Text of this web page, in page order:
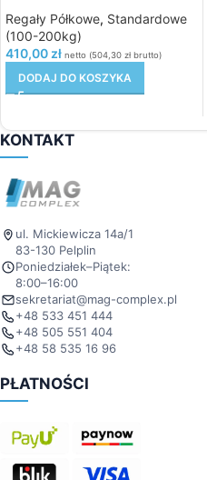
Regały Półkowe, Standardowe
(100-200kg)
410,00 zł netto (504,30 zł brutto)
DODAJ DO KOSZYKA
KONTAKT
ul. Mickiewicza 14a/1
83-130 Pelplin
Poniedziałek–Piątek:
8:00–16:00
sekretariat@mag-complex.pl
+48 533 451 444
+48 505 551 404
+48 58 535 16 96
PŁATNOŚCI